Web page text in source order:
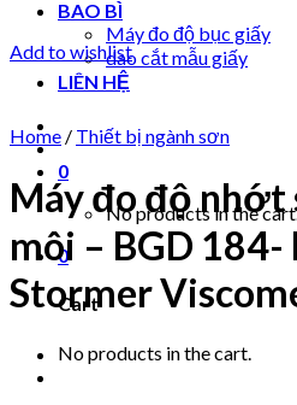
BAO BÌ
Máy đo độ bục giấy
dao cắt mẫu giấy
LIÊN HỆ
0
No products in the
0
Cart
No products in the cart.
Add to wishlist
Home / Thiết bị ngành sơn
Máy đo độ nhớt
môi – BGD 184-
Stormer